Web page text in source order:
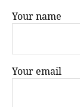
Your name
Your email